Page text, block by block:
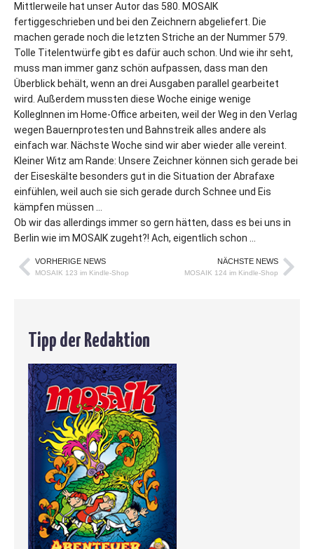
Mittlerweile hat unser Autor das 580. MOSAIK
fertiggeschrieben und bei den Zeichnern abgeliefert. Die
machen gerade noch die letzten Striche an der Nummer 579.
Tolle Titelentwürfe gibt es dafür auch schon. Und wie ihr seht,
muss man immer ganz schön aufpassen, dass man den
Überblick behält, wenn an drei Ausgaben parallel gearbeitet
wird. Außerdem mussten diese Woche einige wenige
KollegInnen im Home-Office arbeiten, weil der Weg in den Verlag
wegen Bauernprotesten und Bahnstreik alles andere als
einfach war. Nächste Woche sind wir aber wieder alle vereint.
Kleiner Witz am Rande: Unsere Zeichner können sich gerade bei
der Eiseskälte besonders gut in die Situation der Abrafaxe
einfühlen, weil auch sie sich gerade durch Schnee und Eis
kämpfen müssen …
Ob wir das allerdings immer so gern hätten, dass es bei uns in
Berlin wie im MOSAIK zugeht?! Ach, eigentlich schon …
VORHERIGE NEWS
MOSAIK 123 im Kindle-Shop
NÄCHSTE NEWS
MOSAIK 124 im Kindle-Shop
Tipp der Redaktion